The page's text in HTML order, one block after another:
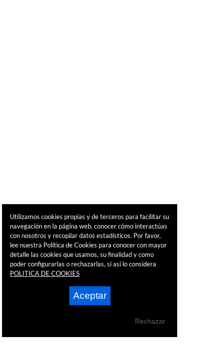
Utilizamos cookies propias y de terceros para facilitar su
navegación en la página web, conocer cómo interactúas
con nosotros y recopilar datos estadísticos. Por favor,
lee nuestra Política de Cookies para conocer con mayor
detalle las cookies que usamos, su finalidad y como
poder configurarlas o rechazarlas, si así lo considera
POLITICA DE COOKIES
Aceptar
Rechazar